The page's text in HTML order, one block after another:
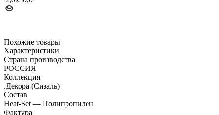
Похожие товары
Характеристики
Страна производства
РОССИЯ
Коллекция
.Декора (Сизаль)
Состав
Heat-Set — Полипропилен
Фактура